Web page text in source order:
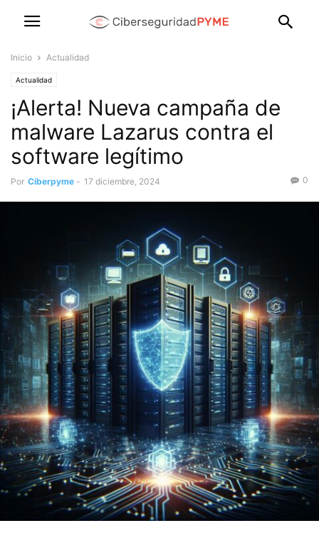
Inicio Actualidad
Actualidad
¡Alerta! Nueva campaña de
malware Lazarus contra el
software legítimo
Por Ciberpyme - 17 diciembre, 2024 0